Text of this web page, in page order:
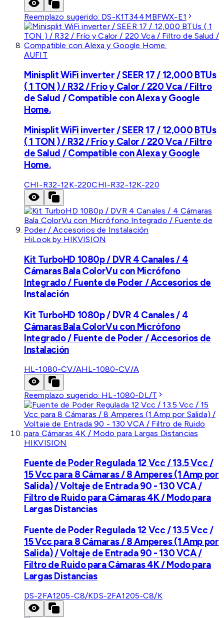
Reemplazo sugerido: DS-K1T344MBFWX-E1
AUFIT
Minisplit WiFi inverter / SEER 17 / 12,000 BTUs
( 1 TON ) / R32 / Frío y Calor / 220 Vca / Filtro
de Salud / Compatible con Alexa y Google
Home.
Minisplit WiFi inverter / SEER 17 / 12,000 BTUs
( 1 TON ) / R32 / Frío y Calor / 220 Vca / Filtro
de Salud / Compatible con Alexa y Google
Home.
CHI-R32-12K-220CHI-R32-12K-220
HiLook by HIKVISION
Kit TurboHD 1080p / DVR 4 Canales / 4
Cámaras Bala ColorVu con Micrófono
Integrado / Fuente de Poder / Accesorios de
Instalación
Kit TurboHD 1080p / DVR 4 Canales / 4
Cámaras Bala ColorVu con Micrófono
Integrado / Fuente de Poder / Accesorios de
Instalación
HL-1080-CV/AHL-1080-CV/A
Reemplazo sugerido: HL-1080-DL/T
HIKVISION
Fuente de Poder Regulada 12 Vcc / 13.5 Vcc /
15 Vcc para 8 Cámaras / 8 Amperes (1 Amp por
Salida) / Voltaje de Entrada 90 - 130 VCA /
Filtro de Ruido para Cámaras 4K / Modo para
Largas Distancias
Fuente de Poder Regulada 12 Vcc / 13.5 Vcc /
15 Vcc para 8 Cámaras / 8 Amperes (1 Amp por
Salida) / Voltaje de Entrada 90 - 130 VCA /
Filtro de Ruido para Cámaras 4K / Modo para
Largas Distancias
DS-2FA1205-C8/KDS-2FA1205-C8/K